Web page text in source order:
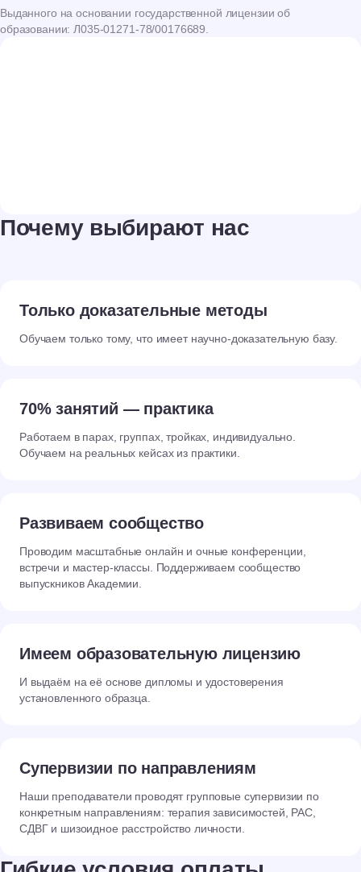
Выданного на основании государственной лицензии об
образовании: Л035-01271-78/00176689.
Почему выбирают нас
Только доказательные методы
Обучаем только тому, что имеет научно-доказательную базу.
70% занятий — практика
Работаем в парах, группах, тройках, индивидуально.
Обучаем на реальных кейсах из практики.
Развиваем сообщество
Проводим масштабные онлайн и очные конференции,
встречи и мастер-классы. Поддерживаем сообщество
выпускников Академии.
Имеем образовательную лицензию
И выдаём на её основе дипломы и удостоверения
установленного образца.
Супервизии по направлениям
Наши преподаватели проводят групповые супервизии по
конкретным направлениям: терапия зависимостей, РАС,
СДВГ и шизоидное расстройство личности.